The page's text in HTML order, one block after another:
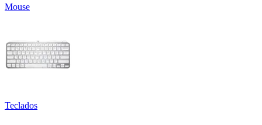
Mouse
Teclados